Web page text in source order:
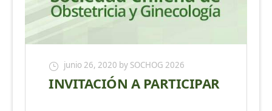
junio 26, 2020 by SOCHOG 2026
INVITACIÓN A PARTICIPAR